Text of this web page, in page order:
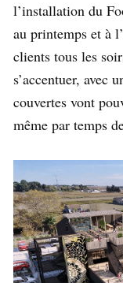
l’installation du
au printemps et à
clients tous les
s’accentuer, avec
couvertes vont
même par temps